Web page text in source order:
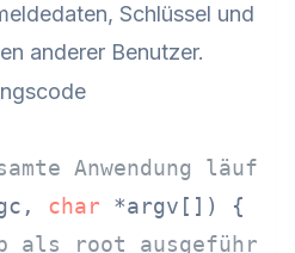
Schlüssel und
anderer Benutzer.
Anwendung
char *argv[])
{
als root ausgeführt